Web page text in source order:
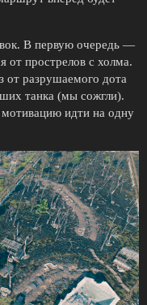
В первую очередь —
от прострелов с холма.
от разрушаемого дота
танка (мы сожгли).
идти на одну